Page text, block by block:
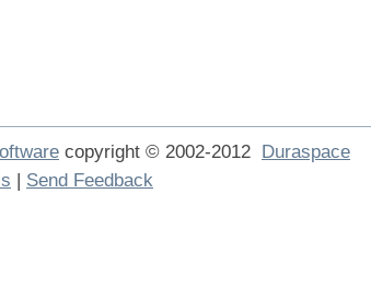
copyright © 2002-2012 Duraspace
| Send Feedback